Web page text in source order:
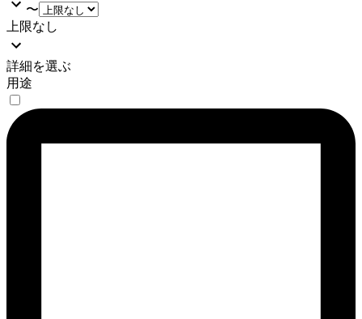
〜
上限なし
詳細を選ぶ
用途